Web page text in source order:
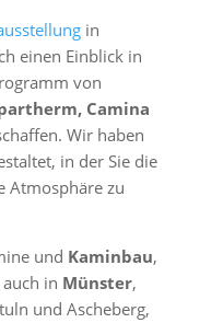
in
einen Einblick in
von
Camina
Wir haben
in der Sie die
Atmosphäre zu
und Kaminbau,
in Münster,
und Ascheberg,